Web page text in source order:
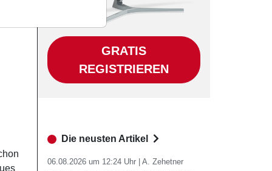
GRATIS
REGISTRIEREN
Die neusten Artikel
06.08.2026 um 12:24 Uhr | A. Zehetner